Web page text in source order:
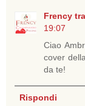
Frency
19:07
Ciao
cover
da te!
Rispondi